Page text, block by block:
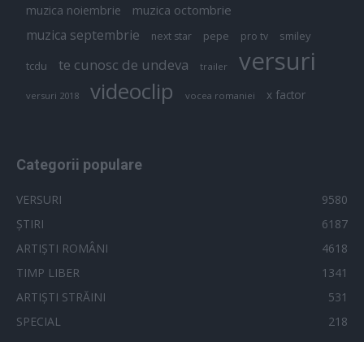
muzica noiembrie muzica octombrie
muzica septembrie next star pepe pro tv smiley
tcdu te cunosc de undeva trailer versuri
versuri 2018 videoclip vocea romaniei x factor
Categorii populare
VERSURI
9580
ȘTIRI
6187
ARTIȘTI ROMÂNI
4618
TIMP LIBER
1341
ARTIȘTI STRĂINI
531
SPECIAL
218